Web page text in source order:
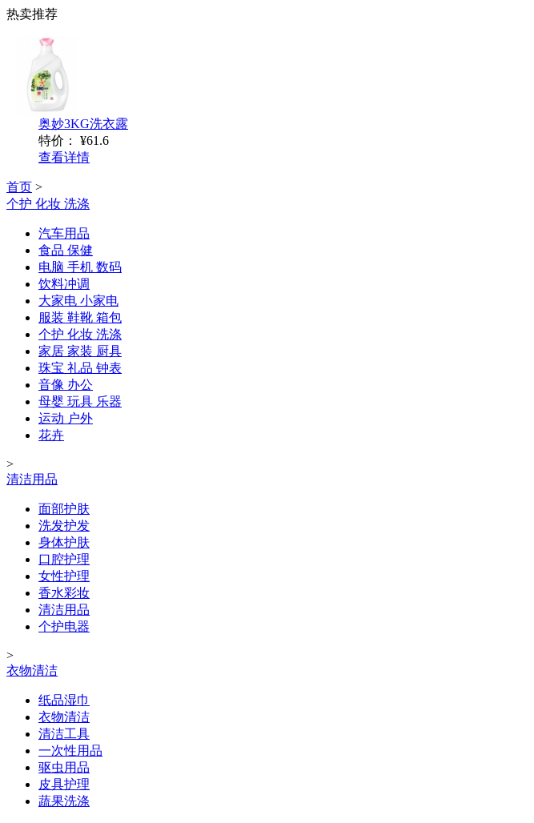
热卖推荐
奥妙3KG洗衣露
特价：
¥61.6
查看详情
首页 >
个护 化妆 洗涤
汽车用品
食品 保健
电脑 手机 数码
饮料冲调
大家电 小家电
服装 鞋靴 箱包
个护 化妆 洗涤
家居 家装 厨具
珠宝 礼品 钟表
音像 办公
母婴 玩具 乐器
运动 户外
花卉
>
清洁用品
面部护肤
洗发护发
身体护肤
口腔护理
女性护理
香水彩妆
清洁用品
个护电器
>
衣物清洁
纸品湿巾
衣物清洁
清洁工具
一次性用品
驱虫用品
皮具护理
蔬果洗涤